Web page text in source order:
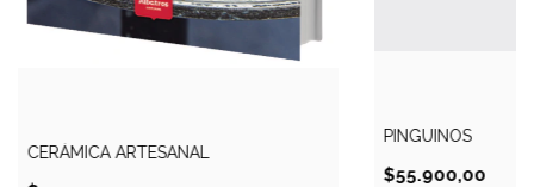
CERÁMICA ARTESANAL
PINGÜINOS
$55.900,00